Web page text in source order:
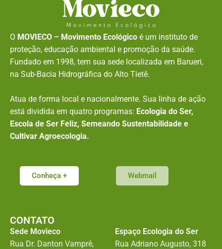
O MOVIECO – Movimento Ecológico é um instituto de
proteção, educação ambiental e promoção da saúde.
Fundado em 1998, tem sua sede localizada em Barueri,
na Sub-Bacia Hidrográfica do Alto Tietê.
Atua de forma local e nacionalmente. Sua linha de ação
está dividida em quatro programas: Ecologia do Ser,
Escola de Ser Feliz, Semeando Sustentabilidade e
Cultivar Agroecologia.
Conheça + Webmail
CONTATO
Sede Movieco
Rua Dr. Danton Vamprê,
Espaço Ecologia do Ser
Rua Adriano Augusto, 318